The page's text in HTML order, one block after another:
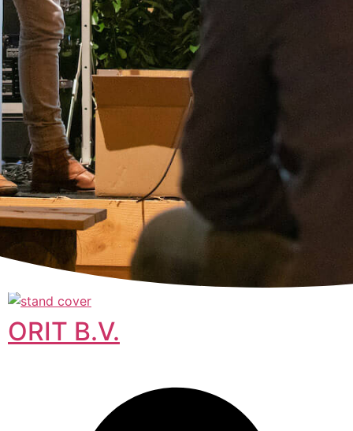
ORIT B.V.